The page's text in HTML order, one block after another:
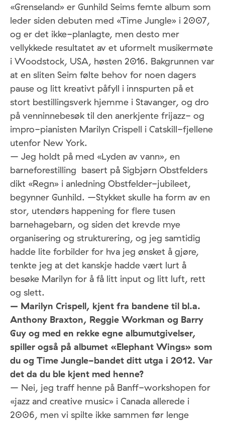
«Grenseland» er Gunhild Seims femte album som
leder siden debuten med «Time Jungle» i 2007,
og er det ikke-planlagte, men desto mer
vellykkede resultatet av et uformelt musikermøte
i Woodstock, USA, høsten 2016. Bakgrunnen var
at en sliten Seim følte behov for noen dagers
pause og litt kreativt påfyll i innspurten på et
stort bestillingsverk hjemme i Stavanger, og dro
på venninnebesøk til den anerkjente frijazz- og
impro-pianisten Marilyn Crispell i Catskill-fjellene
utenfor New York.
– Jeg holdt på med «Lyden av vann», en
barneforestilling basert på Sigbjørn Obstfelders
dikt «Regn» i anledning Obstfelder-jubileet,
begynner Gunhild. –Stykket skulle ha form av en
stor, utendørs happening for flere tusen
barnehagebarn, og siden det krevde mye
organisering og strukturering, og jeg samtidig
hadde lite forbilder for hva jeg ønsket å gjøre,
tenkte jeg at det kanskje hadde vært lurt å
besøke Marilyn for å få litt input og litt luft, rett
og slett.
– Marilyn Crispell, kjent fra bandene til bl.a.
Anthony Braxton, Reggie Workman og Barry
Guy og med en rekke egne albumutgivelser,
spiller også på albumet «Elephant Wings» som
du og Time Jungle-bandet ditt utga i 2012. Var
det da du ble kjent med henne?
– Nei, jeg traff henne på Banff-workshopen for
«jazz and creative music» i Canada allerede i
2006, men vi spilte ikke sammen før lenge